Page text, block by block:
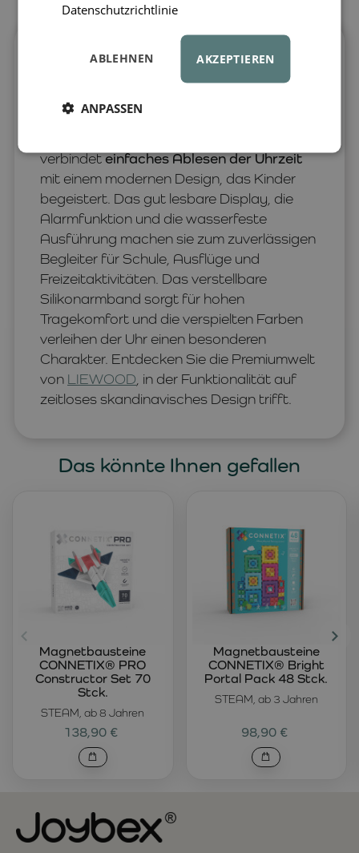
LIEWOOD Digitaluhr Sussi –
praktischer Begleiter für jeden Tag
Wenn Kinder selbstständiger werden,
helfen Accessoires, die den Alltag
verbindeteinfaches Ablesen der Uhrzeit
mit einem modernen Design, das Kinder
begeistert. Das gut lesbare Display, die
Alarmfunktion und die wasserfeste
Ausführung machen sie zum zuverlässigen
Begleiter für Schule, Ausflüge und
Freizeitaktivitäten. Das verstellbare
Silikonarmband sorgt für hohen
Tragekomfort und die verspielten Farben
verleihen der Uhr einen besonderen
Charakter. Entdecken Sie die Premiumwelt
von LIEWOOD, in der Funktionalität auf
zeitloses skandinavisches Design trifft.
Das könnte Ihnen gefallen
STEAM, ab 8 Jahren
Magnetbausteine
CONNETIX® PRO
Constructor Set 70
Stck.
138,90 €
STEAM, ab 3 Jahren
Magnetbausteine
CONNETIX® Bright
Portal Pack 48 Stck.
98,90 €
Datenschutzrichtlinie
AKZEPTIEREN
ABLEHNEN
ANPASSEN